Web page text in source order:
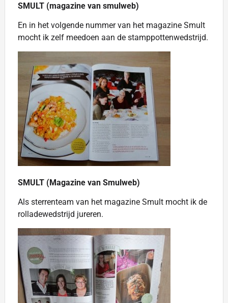
SMULT (magazine van smulweb)
En in het volgende nummer van het magazine Smult
mocht ik zelf meedoen aan de stamppottenwedstrijd.
SMULT (Magazine van Smulweb)
Als sterrenteam van het magazine Smult mocht ik de
rolladewedstrijd jureren.